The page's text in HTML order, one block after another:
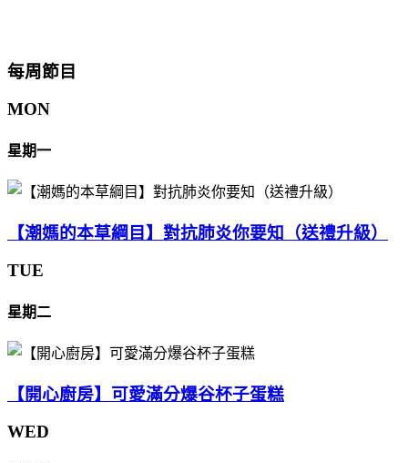
每周節目
MON
星期一
【潮媽的本草綱目】對抗肺炎你要知（送禮升級）
TUE
星期二
【開心廚房】可愛滿分爆谷杯子蛋糕
WED